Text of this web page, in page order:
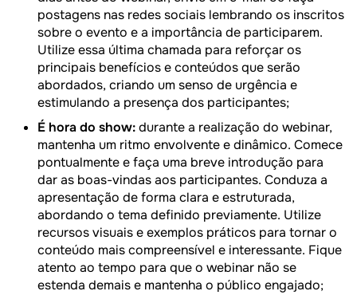
postagens nas redes sociais lembrando os inscritos
sobre o evento e a importância de participarem.
Utilize essa última chamada para reforçar os
principais benefícios e conteúdos que serão
abordados, criando um senso de urgência e
estimulando a presença dos participantes;
É hora do show:durante a realização do webinar,
mantenha um ritmo envolvente e dinâmico. Comece
pontualmente e faça uma breve introdução para
dar as boas-vindas aos participantes. Conduza a
apresentação de forma clara e estruturada,
abordando o tema definido previamente. Utilize
recursos visuais e exemplos práticos para tornar o
conteúdo mais compreensível e interessante. Fique
atento ao tempo para que o webinar não se
estenda demais e mantenha o público engajado;